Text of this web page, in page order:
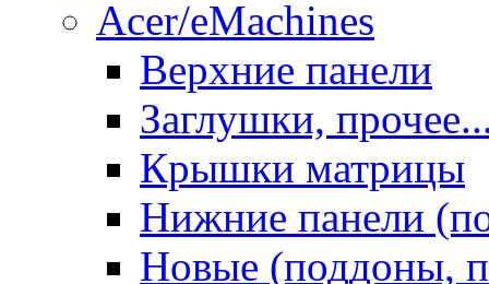
Acer/eMachines
Верхние панели
Заглушки,
Крышки матрицы
Нижние панели
Новые (поддоны,